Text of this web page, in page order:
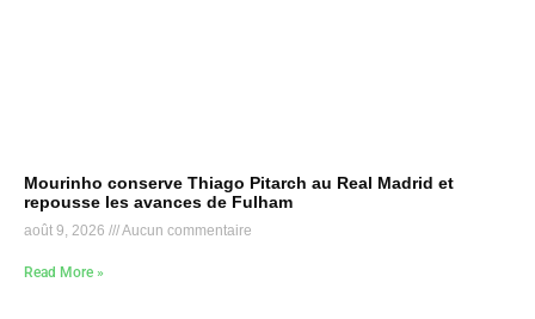
Mourinho conserve Thiago Pitarch au Real Madrid et
repousse les avances de Fulham
août 9, 2026 Aucun commentaire
Read More »